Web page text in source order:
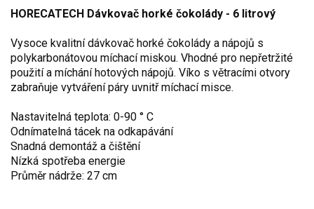
HORECATECH Dávkovač horké čokolády - 6 litrový
Vysoce kvalitní dávkovač horké čokolády a nápojů s
polykarbonátovou míchací miskou. Vhodné pro nepřetržité
použití a míchání hotových nápojů. Víko s větracími otvory
zabraňuje vytváření páry uvnitř míchací misce.
Nastavitelná teplota: 0-90 ° C
Odnímatelná tácek na odkapávání
Snadná demontáž a čištění
Nízká spotřeba energie
Průměr nádrže: 27 cm